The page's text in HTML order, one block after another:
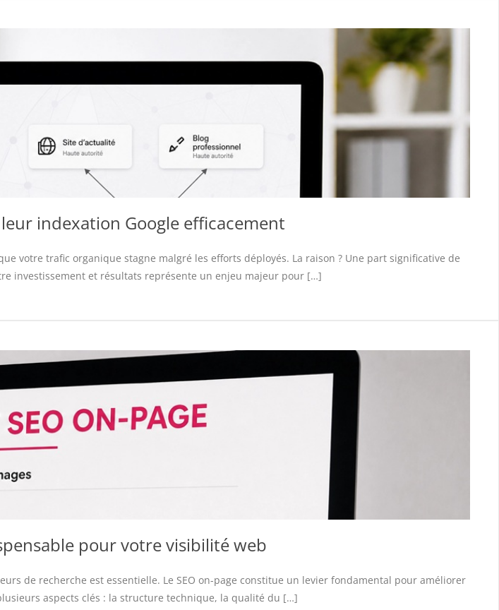
indexation Google efficacement
votre trafic organique stagne malgré les efforts déployés. La raison ? Une part significative de
investissement et résultats représente un enjeu majeur pour […]
pour votre visibilité web
de recherche est essentielle. Le SEO on-page constitue un levier fondamental pour améliorer
aspects clés : la structure technique, la qualité du […]